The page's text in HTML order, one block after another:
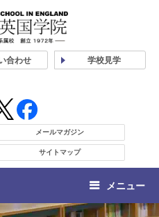
合わせ 学校見学
メールマガジン
サイトマップ
メニュー